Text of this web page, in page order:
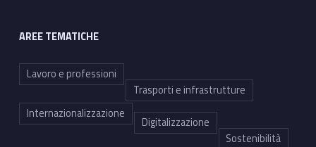
AREE TEMATICHE
Lavoro e professioni
Trasporti e infrastrutture
Internazionalizzazione
Digitalizzazione
Sostenibilità